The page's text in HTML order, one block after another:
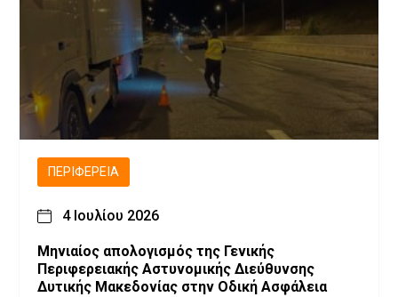
ΠΕΡΙΦΈΡΕΙΑ
4 Ιουλίου 2026
Μηνιαίος απολογισμός της Γενικής
Περιφερειακής Αστυνομικής Διεύθυνσης
Δυτικής Μακεδονίας στην Οδική Ασφάλεια